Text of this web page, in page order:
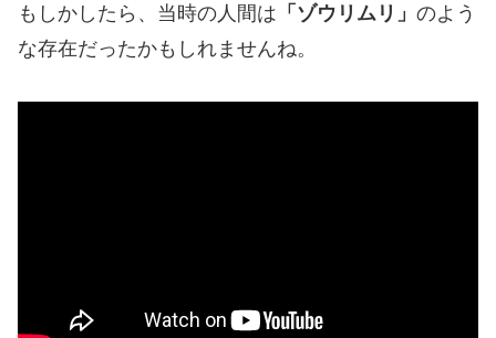
もしかしたら、当時の人間は 「ゾウリムリ」 のよう
な存在だったかもしれませんね。